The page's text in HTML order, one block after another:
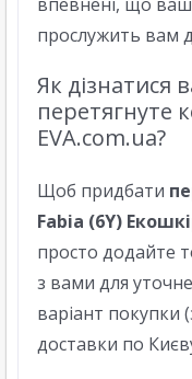
прослужить вам
Як дізнатися
перетягнуте
EVA.com.ua?
Щоб придбати
Fabia (6Y)
просто додайте
з вами для
варіант покупки
доставки по